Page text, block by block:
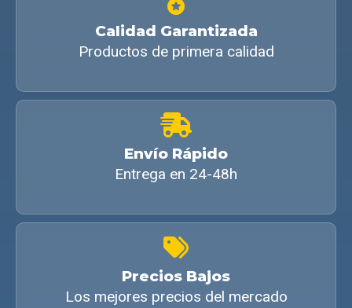
Calidad Garantizada
Productos de primera calidad
Envío Rápido
Entrega en 24-48h
Precios Bajos
Los mejores precios del mercado